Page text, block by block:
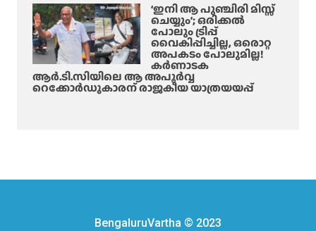
‘ഇനി ആ പുഞ്ചിരി മിസ്സ്
ചെയ്യും’; ഒരിക്കൽ
പോലും ട്രിപ്പ്
വൈകിപ്പിച്ചില്ല, ഒരൊറ്റ
അപകടം പോലുമില്ല!
കർണാടക
ആർ.ടി.സിയിലെ ആ അപൂർവ്വ
റെക്കോർഡുകാരന് രാജകീയ യാത്രയയപ്പ്
BengaluruVartha © 2023